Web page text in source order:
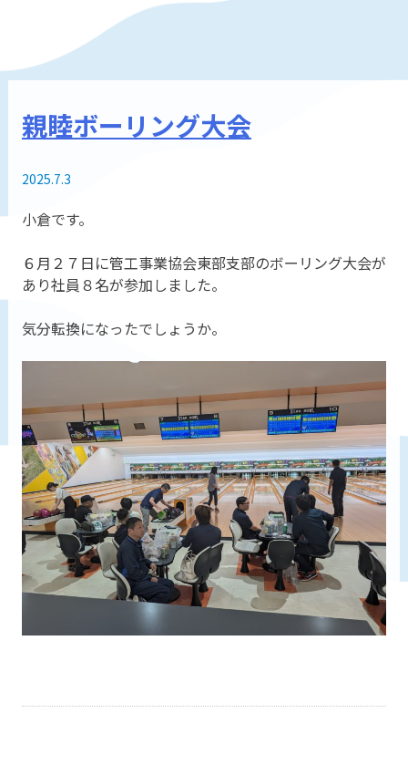
親睦ボーリング大会
2025.7.3
小倉です。
６月２７日に管工事業協会東部支部のボーリング大会が
あり社員８名が参加しました。
気分転換になったでしょうか。